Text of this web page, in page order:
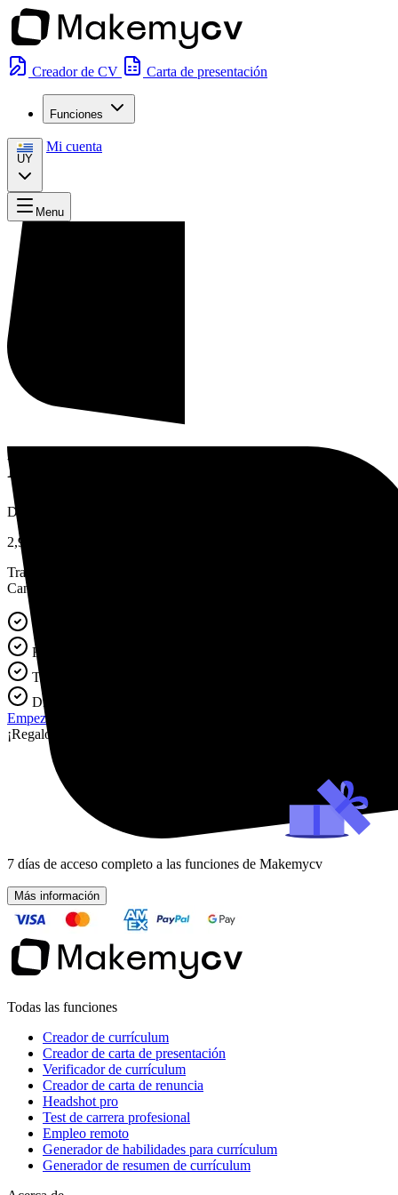
Creador de CV Carta de presentación
Funciones
UY
Mi cuenta
Menu
Nuestros precios
Desbloquea todas las funciones al pasarte a Premium
2,90€
Tras 7 días, se renueva automáticamente por 27,95€ cada 4 semanas.
Cancela cuando quieras.
Tu perfil completo de personalidad y carrera
Fortalezas y puntos ciegos
Trayectorias profesionales que se adaptan a ti
Disponible al instante
Empezar mi test
¡Regalo bonus!
7 días de acceso completo a las funciones de Makemycv
Más información
Todas las funciones
Creador de currículum
Creador de carta de presentación
Verificador de currículum
Creador de carta de renuncia
Headshot pro
Test de carrera profesional
Empleo remoto
Generador de habilidades para currículum
Generador de resumen de currículum